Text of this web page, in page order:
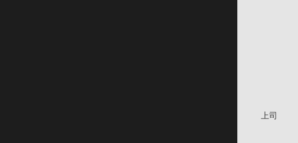
上司